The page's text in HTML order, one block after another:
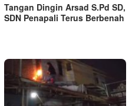
Tangan Dingin Arsad S.Pd SD,
SDN Penapali Terus Berbenah